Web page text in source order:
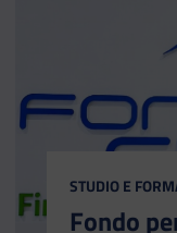
CATEGORIA:
STUDIO E
Fondo